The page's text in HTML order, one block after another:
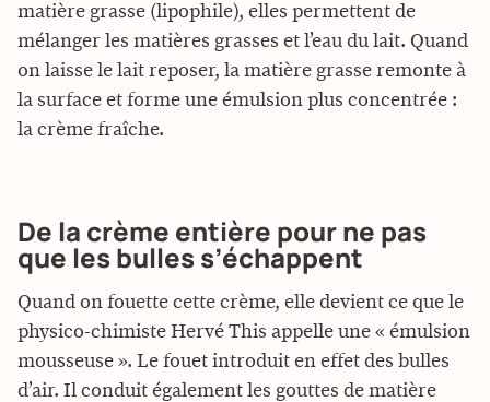
matière grasse (lipophile), elles permettent de
mélanger les matières grasses et l’eau du lait. Quand
on laisse le lait reposer, la matière grasse remonte à
la surface et forme une émulsion plus concentrée :
la crème fraîche.
De la crème entière pour ne pas
que les bulles s’échappent
Quand on fouette cette crème, elle devient ce que le
physico-chimiste Hervé This appelle une « émulsion
mousseuse ». Le fouet introduit en effet des bulles
d’air. Il conduit également les gouttes de matière